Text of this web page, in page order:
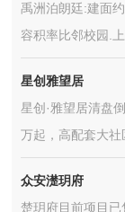
禹洲泊朗廷:建面
容积率比邻校园.
星创雅望居
星创·雅望居清盘
万起，高配套大社
众安濋玥府
楚玥府目前项目已